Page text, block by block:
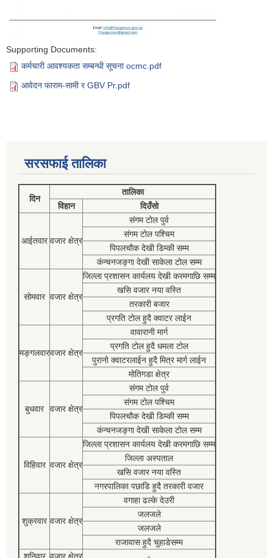
Supporting Documents:
कर्मचारी आवश्यकता सम्बन्धी सूचना ocmc.pdf
आवेदन फाराम-सामी र GBV Pr.pdf
सरसफाई तालिका
दिन
तालिका
विहान
दिउँसो
आईतवार वजार क्षेत्र
संगम टोल पुर्व
संगम टोल पश्चिम
पिपलचौक देखी डिम्की सम्म
कंन्चनजङ्गा देखी साकेला टोल सम्म
सोमवार वजार क्षेत्र
जिल्ला प्रशासन कार्यलय देखी करमगाछि सम्म
खसि वजार नया वस्ति
तरकारी बजार
प्रगति टोल हुदै क्वाटर लाईन
मङ्गलवारवजार क्षेत्र
वावारानी मार्ग
प्रगति टोल हुदै धमला टोल
पुरानो क्वाटरलाईन हुदै मित्र मार्ग लाईन
मोतिगडा क्षेत्र
बुधवार वजार क्षेत्र
संगम टोल पुर्व
संगम टोल पश्चिम
पिपलचौक देखी डिम्की सम्म
कंन्चनजङ्गा देखी साकेला टोल सम्म
विहिवार वजार क्षेत्र
जिल्ला प्रशासन कार्यलय देखी करमगाछि सम्म
जिल्ला अस्पताल
खसि वजार नया वस्ति
नगरपालिका पछाडि हुदै तरकारी वजार
शुक्रवार वजार क्षेत्र
वगाहा ढल्के देउरी
जलजले
जलजले
राजावास हुदै चुहाडेसम्म